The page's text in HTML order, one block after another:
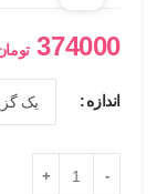
374000
اندازه